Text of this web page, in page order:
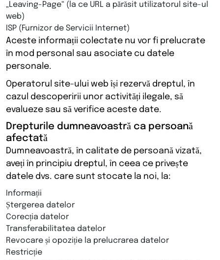
„Leaving-Page“ (la ce URL a părăsit utilizatorul site-ul
web)
ISP (Furnizor de Servicii Internet)
Aceste informații colectate nu vor fi prelucrate
în mod personal sau asociate cu datele
personale.
Operatorul site-ului web își rezervă dreptul, în
cazul descoperirii unor activități ilegale, să
evalueze sau să verifice aceste date.
Drepturile dumneavoastră ca persoană
afectată
Dumneavoastră, în calitate de persoană vizată,
aveți în principiu dreptul, în ceea ce privește
datele dvs. care sunt stocate la noi, la:
Informații
Ștergerea datelor
Corecția datelor
Transferabilitatea datelor
Revocare și opoziție la prelucrarea datelor
Restricție